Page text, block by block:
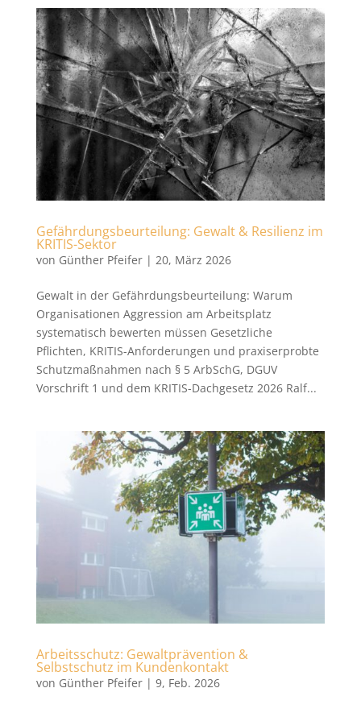
Gefährdungsbeurteilung: Gewalt & Resilienz im
KRITIS-Sektor
von Günther Pfeifer| 20, März 2026
Gewalt in der Gefährdungsbeurteilung: Warum
Organisationen Aggression am Arbeitsplatz
systematisch bewerten müssen Gesetzliche
Pflichten, KRITIS-Anforderungen und praxiserprobte
Schutzmaßnahmen nach § 5 ArbSchG, DGUV
Vorschrift 1 und dem KRITIS-Dachgesetz 2026 Ralf...
Arbeitsschutz: Gewaltprävention &
Selbstschutz im Kundenkontakt
von Günther Pfeifer| 9, Feb. 2026